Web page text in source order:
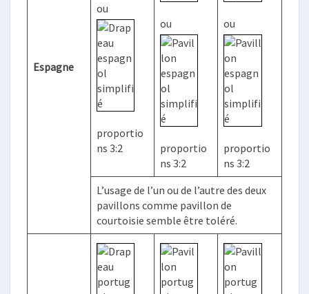
Espagne
ou
proportio
ns 3:2
ou
proportio
ns 3:2
ou
proportio
ns 3:2
L’usage de l’un ou de l’autre des deux
pavillons comme pavillon de
courtoisie semble être toléré.